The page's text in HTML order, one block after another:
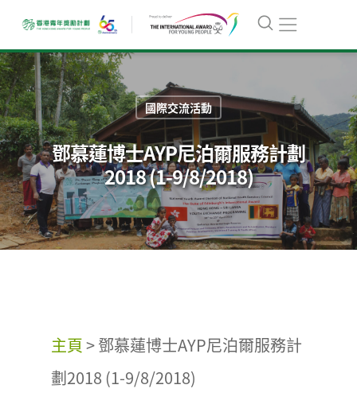
國際交流活動
鄧慕蓮博士AYP尼泊爾服務計劃
2018 (1-9/8/2018)
主頁>鄧慕蓮博士AYP尼泊爾服務計
劃2018 (1-9/8/2018)